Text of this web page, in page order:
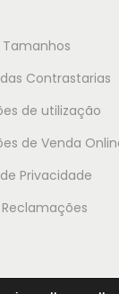
Tamanhos
Contrastarias
de utilização
de Venda
Privacidade
Reclamações